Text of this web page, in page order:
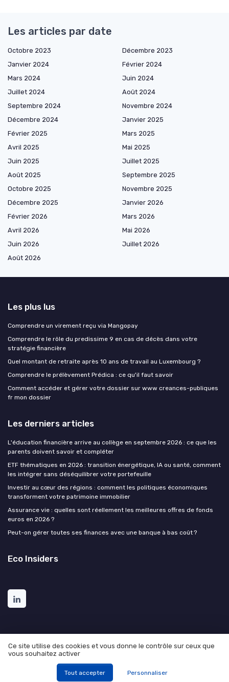
Les articles par date
Octobre 2023
Décembre 2023
Janvier 2024
Février 2024
Mars 2024
Juin 2024
Juillet 2024
Août 2024
Septembre 2024
Novembre 2024
Décembre 2024
Janvier 2025
Février 2025
Mars 2025
Avril 2025
Mai 2025
Juin 2025
Juillet 2025
Août 2025
Septembre 2025
Octobre 2025
Novembre 2025
Décembre 2025
Janvier 2026
Février 2026
Mars 2026
Avril 2026
Mai 2026
Juin 2026
Juillet 2026
Août 2026
Les plus lus
Comprendre un virement reçu via Mangopay
Comprendre le rôle du predissime 9 en cas de décès dans votre
stratégie financière
Quel montant de retraite après 10 ans de travail au Luxembourg ?
Comprendre le prélèvement Prédica : ce qu'il faut savoir
Comment accéder et gérer votre dossier sur www creances-publiques
fr mon dossier
Les derniers articles
L'éducation financière arrive au collège en septembre 2026 : ce que les
parents doivent savoir et compléter
ETF thématiques en 2026 : transition énergétique, IA ou santé, comment
les intégrer sans déséquilibrer votre portefeuille
Investir au cœur des régions : comment les politiques économiques
transforment votre patrimoine immobilier
Assurance vie : quelles sont réellement les meilleures offres de fonds
euros en 2026 ?
Peut-on gérer toutes ses finances avec une banque à bas coût ?
Eco Insiders
Mentions légales
© Eco Insiders 2026
Ce site utilise des cookies et vous donne le contrôle sur ceux que
vous souhaitez activer
Tout accepter Personnaliser